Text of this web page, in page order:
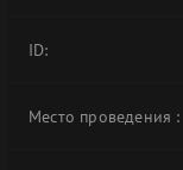
ID:
Место проведения :